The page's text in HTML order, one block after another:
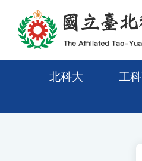
移至網頁之主要內容區位置
北科大 工